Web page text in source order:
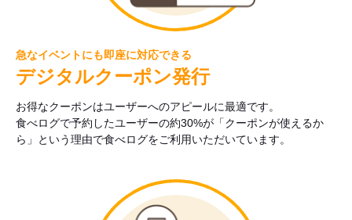
急なイベントにも即座に対応できる
デジタルクーポン発行
お得なクーポンはユーザーへのアピールに最適です。
食べログで予約したユーザーの約30%が「クーポンが使えるか
ら」という理由で食べログをご利用いただいています。